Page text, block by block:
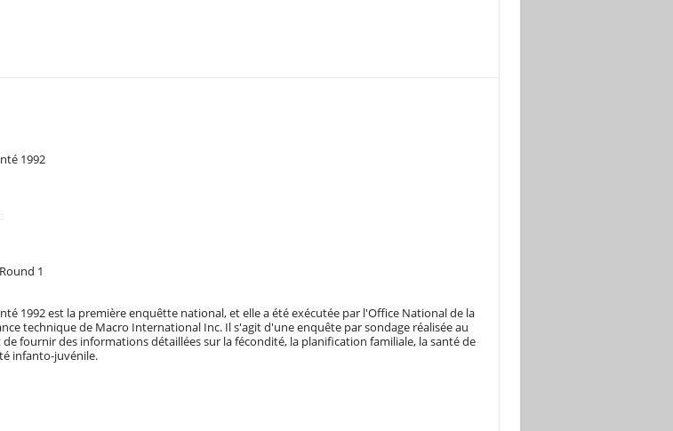
1992
1
1992 est la première enquêtte national, et elle a été exécutée par l'Office National de la
technique de Macro International Inc. Il s'agit d'une enquête par sondage réalisée au
fournir des informations détaillées sur la fécondité, la planification familiale, la santé de
infanto-juvénile.